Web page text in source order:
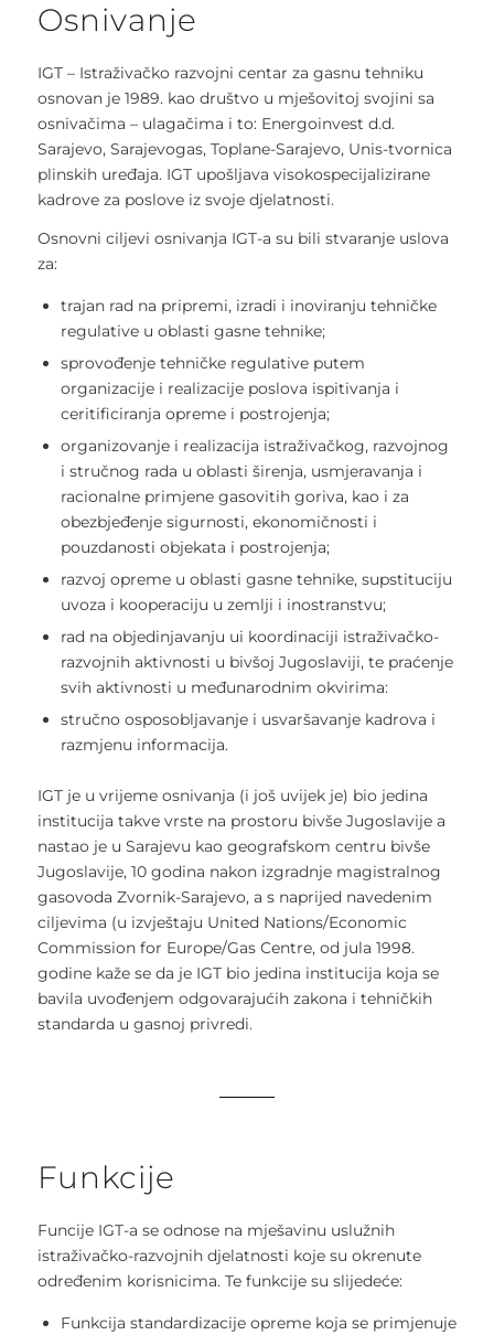
Osnivanje
IGT – Istraživačko razvojni centar za gasnu tehniku
osnovan je 1989. kao društvo u mješovitoj svojini sa
osnivačima – ulagačima i to: Energoinvest d.d.
Sarajevo, Sarajevogas, Toplane-Sarajevo, Unis-tvornica
plinskih uređaja. IGT upošljava visokospecijalizirane
kadrove za poslove iz svoje djelatnosti.
Osnovni ciljevi osnivanja IGT-a su bili stvaranje uslova
za:
trajan rad na pripremi, izradi i inoviranju tehničke
regulative u oblasti gasne tehnike;
sprovođenje tehničke regulative putem
organizacije i realizacije poslova ispitivanja i
ceritificiranja opreme i postrojenja;
organizovanje i realizacija istraživačkog, razvojnog
i stručnog rada u oblasti širenja, usmjeravanja i
racionalne primjene gasovitih goriva, kao i za
obezbjeđenje sigurnosti, ekonomičnosti i
pouzdanosti objekata i postrojenja;
razvoj opreme u oblasti gasne tehnike, supstituciju
uvoza i kooperaciju u zemlji i inostranstvu;
rad na objedinjavanju ui koordinaciji istraživačko-
razvojnih aktivnosti u bivšoj Jugoslaviji, te praćenje
svih aktivnosti u međunarodnim okvirima:
stručno osposobljavanje i usvaršavanje kadrova i
razmjenu informacija.
IGT je u vrijeme osnivanja (i još uvijek je) bio jedina
institucija takve vrste na prostoru bivše Jugoslavije a
nastao je u Sarajevu kao geografskom centru bivše
Jugoslavije, 10 godina nakon izgradnje magistralnog
gasovoda Zvornik-Sarajevo, a s naprijed navedenim
ciljevima (u izvještaju United Nations/Economic
Commission for Europe/Gas Centre, od jula 1998.
godine kaže se da je IGT bio jedina institucija koja se
bavila uvođenjem odgovarajućih zakona i tehničkih
standarda u gasnoj privredi.
Funkcije
Funcije IGT-a se odnose na mješavinu uslužnih
istraživačko-razvojnih djelatnosti koje su okrenute
određenim korisnicima. Te funkcije su slijedeće:
Funkcija standardizacije opreme koja se primjenuje